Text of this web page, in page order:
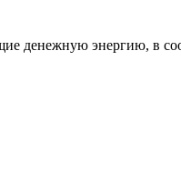
денежную энергию, в